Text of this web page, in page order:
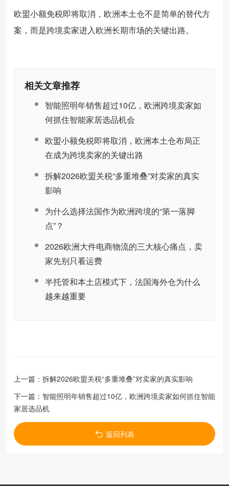
欧盟小额免税即将取消，欧洲本土仓不是简单的替代方
案，而是跨境卖家进入欧洲长期市场的关键出路。
相关文章推荐
智能照明年销售超过10亿，欧洲跨境卖家如
何抓住智能家居选品机会
欧盟小额免税即将取消，欧洲本土仓布局正
在成为跨境卖家的关键出路
拆解2026欧盟关税“多重堆叠”对卖家的真实
影响
为什么选择法国作为欧洲跨境的“第一落脚
点”？
2026欧洲大件电商物流的三大核心痛点，卖
家先别只看运费
半托管和本土店模式下，法国海外仓为什么
越来越重要
上一篇： 拆解2026欧盟关税“多重堆叠”对卖家的真实影响
下一篇： 智能照明年销售超过10亿，欧洲跨境卖家如何抓住智能
家居选品机
返回列表